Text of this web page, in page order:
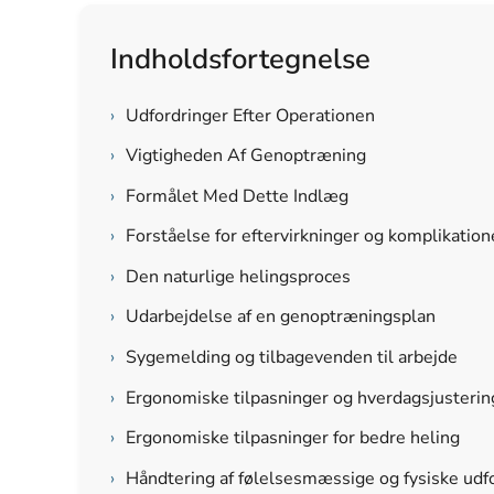
Indholdsfortegnelse
› Udfordringer Efter Operationen
› Vigtigheden Af Genoptræning
› Formålet Med Dette Indlæg
› Forståelse for eftervirkninger og
› Den naturlige helingsproces
› Udarbejdelse af en genoptræningsplan
› Sygemelding og tilbagevenden til arbejde
› Ergonomiske tilpasninger og
› Ergonomiske tilpasninger for bedre heling
› Håndtering af følelsesmæssige og fysiske